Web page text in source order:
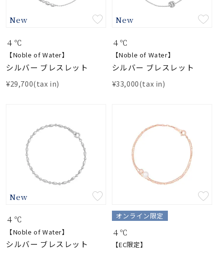
New
４℃
【Noble of Water】
シルバー ブレスレット
¥29,700(tax in)
New
４℃
【Noble of Water】
シルバー ブレスレット
¥33,000(tax in)
New
４℃
【Noble of Water】
シルバー ブレスレット
オンライン限定
４℃
【EC限定】